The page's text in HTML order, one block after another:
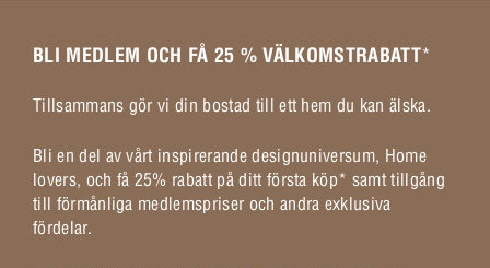
BLI MEDLEM OCH FÅ 25 % VÄLKOMSTRABATT*
Tillsammans gör vi din bostad till ett hem du kan älska.
Bli en del av vårt inspirerande designuniversum, Home
lovers, och få 25% rabatt på ditt första köp* samt tillgång
till förmånliga medlemspriser och andra exklusiva
fördelar.